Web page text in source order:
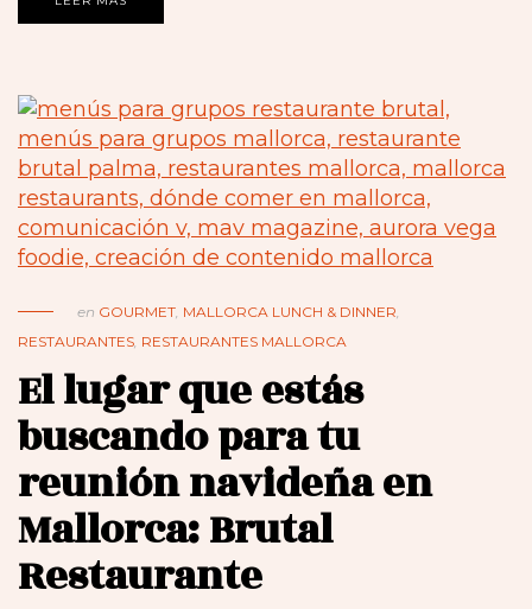
en GOURMET, MALLORCA LUNCH & DINNER,
RESTAURANTES, RESTAURANTES MALLORCA
El lugar que estás
buscando para tu
reunión navideña en
Mallorca: Brutal
Restaurante